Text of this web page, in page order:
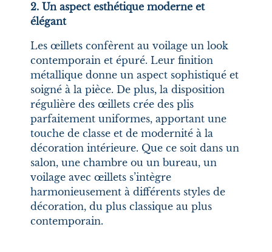
2. Un aspect esthétique moderne et
élégant
Les œillets confèrent au voilage un look
contemporain et épuré. Leur finition
métallique donne un aspect sophistiqué et
soigné à la pièce. De plus, la disposition
régulière des œillets crée des plis
parfaitement uniformes, apportant une
touche de classe et de modernité à la
décoration intérieure. Que ce soit dans un
salon, une chambre ou un bureau, un
voilage avec œillets s’intègre
harmonieusement à différents styles de
décoration, du plus classique au plus
contemporain.